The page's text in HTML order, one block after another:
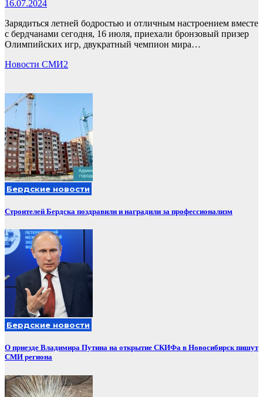
16.07.2024
Зарядиться летней бодростью и отличным настроением вместе
с бердчанами сегодня, 16 июля, приехали бронзовый призер
Олимпийских игр, двукратный чемпион мира…
Новости СМИ2
Бердские новости
Строителей Бердска поздравили и наградили за профессионализм
Бердские новости
О приезде Владимира Путина на открытие СКИФа в Новосибирск пишут
СМИ региона